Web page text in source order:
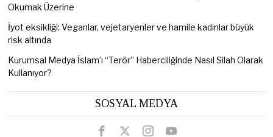
Okumak Üzerine
İyot eksikliği: Veganlar, vejetaryenler ve hamile kadınlar büyük
risk altında
Kurumsal Medya İslam’ı “Terör” Haberciliğinde Nasıl Silah Olarak
Kullanıyor?
SOSYAL MEDYA